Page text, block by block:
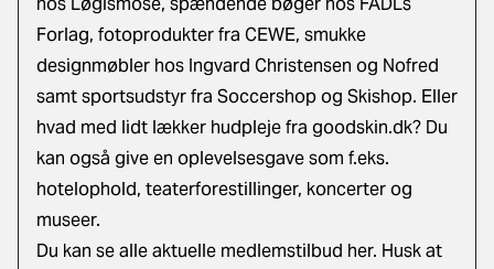
Forlag, fotoprodukter fra CEWE, smukke
designmøbler hos Ingvard Christensen og Nofred
samt sportsudstyr fra Soccershop og Skishop. Eller
hvad med lidt lækker hudpleje fra goodskin.dk? Du
kan også give en oplevelsesgave som f.eks.
hotelophold, teaterforestillinger, koncerter og
museer.
Du kan se alle aktuelle medlemstilbud her. Husk at